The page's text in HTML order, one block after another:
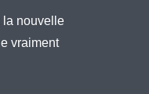
la nouvelle
vraiment